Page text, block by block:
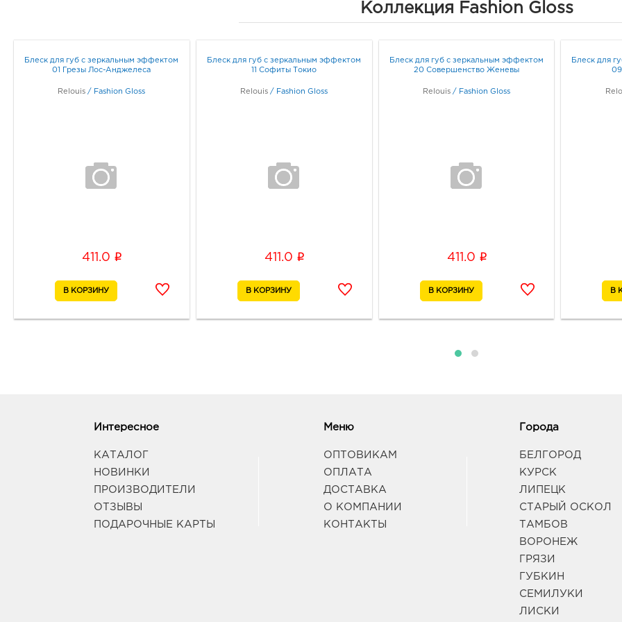
Коллекция Fashion Gloss
Блеск для губ с зеркальным эффектом
01 Грезы Лос-Анджелеса
Relouis / Fashion Gloss
411.0 i
Блеск для губ с зеркальным эффектом
11 Софиты Токио
Relouis / Fashion Gloss
411.0 i
Блеск для губ с зеркальным эффектом
20 Совершенство Женевы
Relouis / Fashion Gloss
411.0 i
Блеск для
Интересное
КАТАЛОГ
НОВИНКИ
ПРОИЗВОДИТЕЛИ
ОТЗЫВЫ
ПОДАРОЧНЫЕ КАРТЫ
Меню
ОПТОВИКАМ
ОПЛАТА
ДОСТАВКА
О КОМПАНИИ
КОНТАКТЫ
Города
БЕЛГОРОД
КУРСК
ЛИПЕЦК
СТАРЫЙ ОСКОЛ
ТАМБОВ
ВОРОНЕЖ
ГРЯЗИ
ГУБКИН
СЕМИЛУКИ
ЛИСКИ